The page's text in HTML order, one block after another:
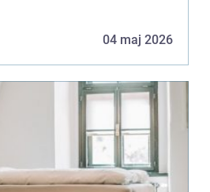
04 maj 2026